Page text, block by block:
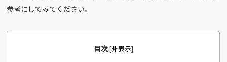
参考にしてみてください。
目次[非表示]